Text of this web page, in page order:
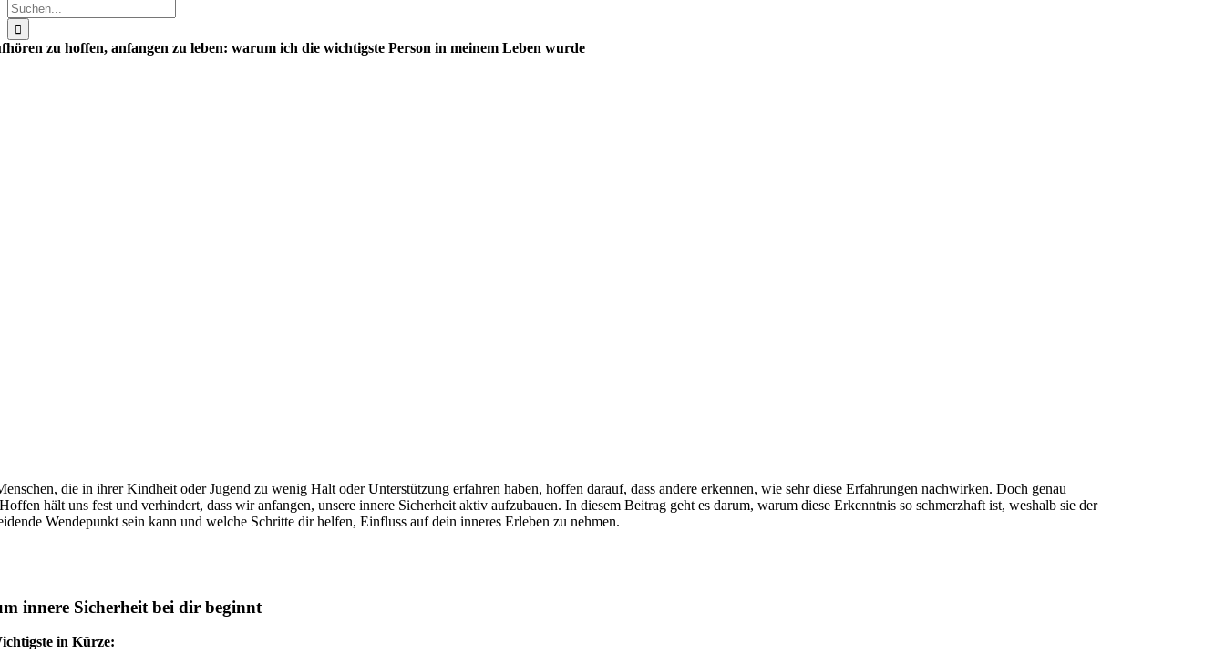
Suche
nach:
zu hoffen, anfangen zu leben: warum ich die wichtigste Person in meinem Leben wurde
die in ihrer Kindheit oder Jugend zu wenig Halt oder Unterstützung erfahren haben, hoffen darauf, dass andere erkennen, wie sehr diese Erfahrungen nachwirken. Doch genau
hält uns fest und verhindert, dass wir anfangen, unsere innere Sicherheit aktiv aufzubauen. In diesem Beitrag geht es darum, warum diese Erkenntnis so schmerzhaft ist, weshalb sie der
Wendepunkt sein kann und welche Schritte dir helfen, Einfluss auf dein inneres Erleben zu nehmen.
innere Sicherheit bei dir beginnt
in Kürze: